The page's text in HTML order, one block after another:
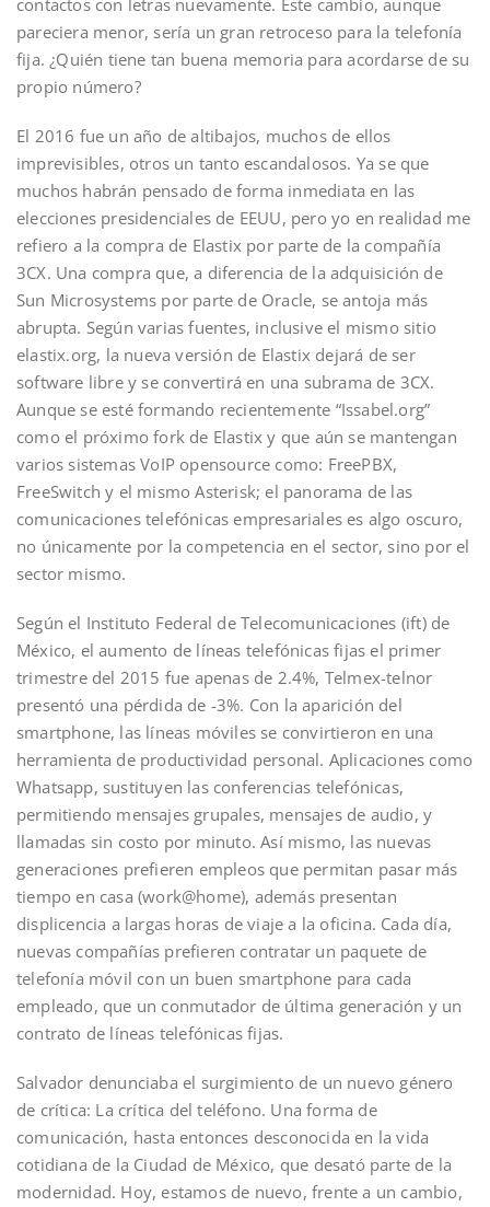
contactos con letras nuevamente. Este cambio, aunque
pareciera menor, sería un gran retroceso para la telefonía
fija. ¿Quién tiene tan buena memoria para acordarse de su
propio número?
El 2016 fue un año de altibajos, muchos de ellos
imprevisibles, otros un tanto escandalosos. Ya se que
muchos habrán pensado de forma inmediata en las
elecciones presidenciales de EEUU, pero yo en realidad me
refiero a la compra de Elastix por parte de la compañía
3CX. Una compra que, a diferencia de la adquisición de
Sun Microsystems por parte de Oracle, se antoja más
abrupta. Según varias fuentes, inclusive el mismo sitio
elastix.org, la nueva versión de Elastix dejará de ser
software libre y se convertirá en una subrama de 3CX.
Aunque se esté formando recientemente “Issabel.org”
como el próximo fork de Elastix y que aún se mantengan
varios sistemas VoIP opensource como: FreePBX,
FreeSwitch y el mismo Asterisk; el panorama de las
comunicaciones telefónicas empresariales es algo oscuro,
no únicamente por la competencia en el sector, sino por el
sector mismo.
Según el Instituto Federal de Telecomunicaciones (ift) de
México, el aumento de líneas telefónicas fijas el primer
trimestre del 2015 fue apenas de 2.4%, Telmex-telnor
presentó una pérdida de -3%. Con la aparición del
smartphone, las líneas móviles se convirtieron en una
herramienta de productividad personal. Aplicaciones como
Whatsapp, sustituyen las conferencias telefónicas,
permitiendo mensajes grupales, mensajes de audio, y
llamadas sin costo por minuto. Así mismo, las nuevas
generaciones prefieren empleos que permitan pasar más
tiempo en casa (work@home), además presentan
displicencia a largas horas de viaje a la oficina. Cada día,
nuevas compañías prefieren contratar un paquete de
telefonía móvil con un buen smartphone para cada
empleado, que un conmutador de última generación y un
contrato de líneas telefónicas fijas.
Salvador denunciaba el surgimiento de un nuevo género
de crítica: La crítica del teléfono. Una forma de
comunicación, hasta entonces desconocida en la vida
cotidiana de la Ciudad de México, que desató parte de la
modernidad. Hoy, estamos de nuevo, frente a un cambio,